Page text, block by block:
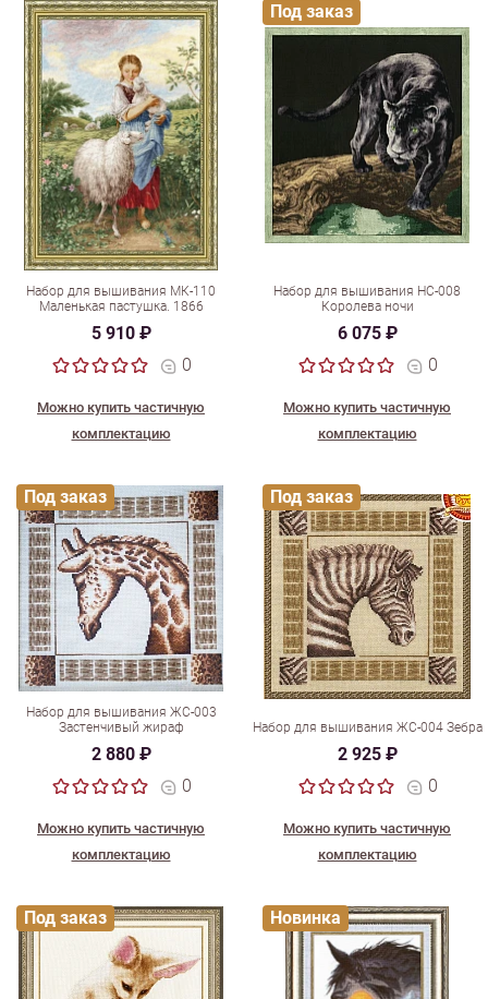
Набор для вышивания МК-110
Маленькая пастушка. 1866
5 910 ₽
0
Можно купить частичную
комплектацию
Набор для вышивания НС-008
Королева ночи
6 075 ₽
0
Можно купить частичную
комплектацию
Под заказ
Набор для вышивания ЖС-003
Застенчивый жираф
2 880 ₽
0
Можно купить частичную
комплектацию
Под заказ
Набор для вышивания ЖС-004 Зебра
2 925 ₽
0
Можно купить частичную
комплектацию
Под заказ
Под заказ Новинка